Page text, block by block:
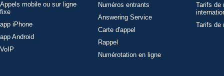
Appels mobile ou sur ligne
fixe
app iPhone
app Android
VoIP
Numéros entrants
Answering Service
Carte d'appel
Rappel
Numérotation en ligne
Tarifs de
Tarifs de